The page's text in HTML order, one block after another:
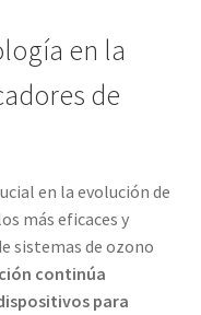
en la
de
en la evolución de
más eficaces y
sistemas de ozono
continúa
para